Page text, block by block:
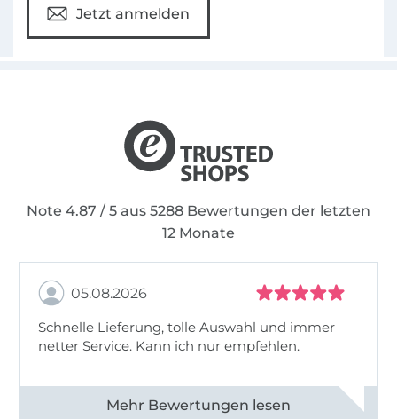
Jetzt anmelden
Note 4.87 / 5 aus 5288 Bewertungen der letzten
12 Monate
05.08.2026
Schnelle Lieferung, tolle Auswahl und immer
netter Service. Kann ich nur empfehlen.
Alle 82930 Bewertungen ansehen